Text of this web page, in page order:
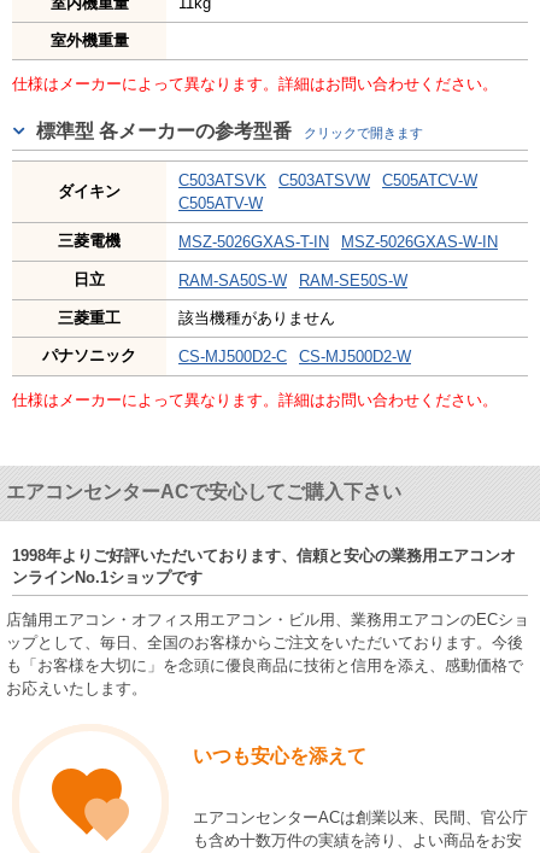
室外機重量
仕様はメーカーによって異なります。詳細はお問い合わせください。
標準型 各メーカーの参考型番
ダイキン
C503ATSVK C503ATSVW
C505ATCV-W
C505ATV-W
三菱電機 MSZ-5026GXAS-T-IN MSZ-5026GXAS-W-IN
日立 RAM-SA50S-W RAM-SE50S-W
三菱重工 該当機種がありません
パナソニック CS-MJ500D2-C CS-MJ500D2-W
仕様はメーカーによって異なります。詳細はお問い合わせください。
エアコンセンターACで安心してご購入下さい
1998年よりご好評いただいております、信頼と安心の業務用エアコンオ
ンラインNo.1ショップです
店舗用エアコン・オフィス用エアコン・ビル用、業務用エアコンのECショ
ップとして、毎日、全国のお客様からご注文をいただいております。今後
も「お客様を大切に」を念頭に優良商品に技術と信用を添え、感動価格で
お応えいたします。
いつも安心を添えて
エアコンセンターACは創業以来、民間、官公庁
も含め十数万件の実績を誇り、よい商品をお安